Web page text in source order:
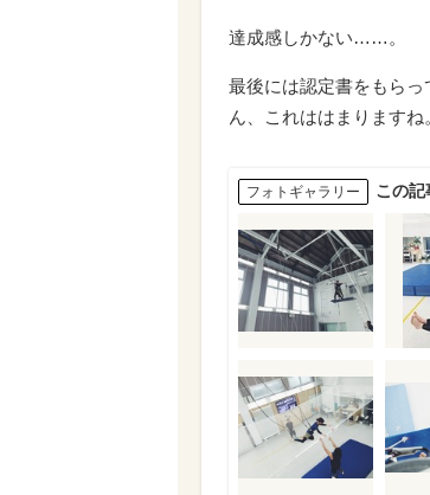
達成感しかない……。
最後には認定書をもら
ん、これははまりますね
フォトギャラリー この記